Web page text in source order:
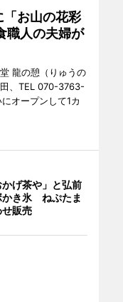
お山の花彩
人の夫婦が
龍の憩（りゅうの
、TEL 070-3763-
オープンして1カ
げ茶や」と弘前
かき氷 ねぷたま
販売